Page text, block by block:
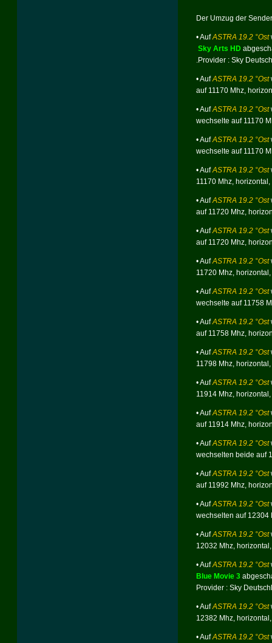
Der Umzug der
• AufASTRA 19.2 °Ost
Sky Arts HD
.Provider : Sky
• AufASTRA 19.2 °Ost
auf 11170 Mhz,
• AufASTRA 19.2 °Ost
wechselte auf 11170
• AufASTRA 19.2 °Ost
wechselte auf 11170
• AufASTRA 19.2 °Ost
11170 Mhz, horizontal,
• AufASTRA 19.2 °Ost
auf 11720 Mhz,
• AufASTRA 19.2 °Ost
auf 11720 Mhz,
• AufASTRA 19.2 °Ost
11720 Mhz,
• AufASTRA 19.2 °Ost
wechselte auf 11758
• AufASTRA 19.2 °Ost
auf 11758 Mhz,
• AufASTRA 19.2 °Ost
11798 Mhz,
• AufASTRA 19.2 °Ost
11914 Mhz,
• AufASTRA 19.2 °Ost
auf 11914 Mhz,
• AufASTRA 19.2 °Ost
wechselten beide auf
• AufASTRA 19.2 °Ost
auf 11992 Mhz,
• AufASTRA 19.2 °Ost
wechselten auf 12304
• AufASTRA 19.2 °Ost
12032 Mhz,
• AufASTRA 19.2 °Ost
Blue Movie 3
Provider : Sky
• AufASTRA 19.2 °Ost
12382 Mhz,
• AufASTRA 19.2 °Ost